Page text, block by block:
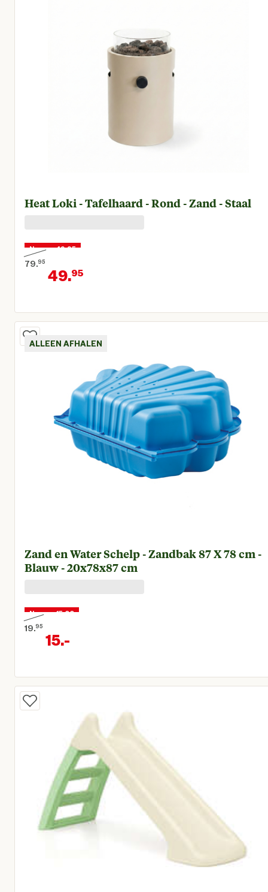
Heat Loki - Tafelhaard - Rond - Zand - Staal
Nu voor 49,95
79.95
Oorspronkelijke prijs € 79,95
49.95
Huidige prijs € 49,95
ALLEEN AFHALEN
Zand en Water Schelp - Zandbak 87 X 78 cm -
Blauw - 20x78x87 cm
Nu voor 15,00
19.95
Oorspronkelijke prijs € 19,95
15.-
Huidige prijs € 15,00